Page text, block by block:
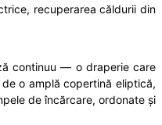
recuperarea căldurii din
continuu — o draperie care
o amplă copertină eliptică,
de încărcare, ordonate și